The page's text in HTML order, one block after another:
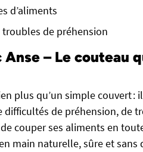
d’aliments
de préhension
– Le couteau
plus qu’un simple couvert :
de préhension, de
couper ses aliments en
main naturelle, sûre et sans